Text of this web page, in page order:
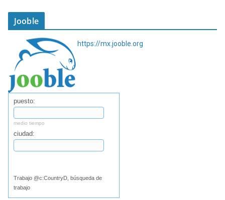
Jooble
https://mx.jooble.org
puesto:
medio tiempo
ciudad:
Trabajo @c:CountryD, búsqueda de
trabajo